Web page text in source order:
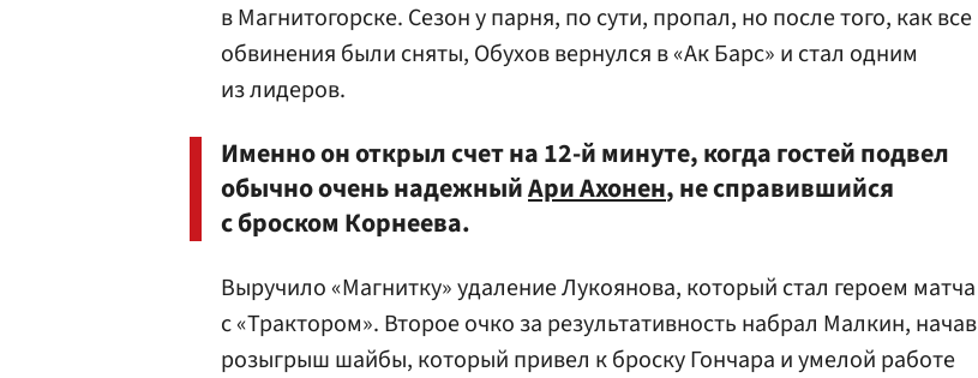
в Магнитогорске. Сезон у парня, по сути, пропал, но после того, как все
обвинения были сняты, Обухов вернулся в «Ак Барс» и стал одним
из лидеров.
Именно он открыл счет на 12-й минуте, когда гостей подвел
обычно очень надежныйАри Ахонен, не справившийся
с броском Корнеева.
Выручило «Магнитку» удаление Лукоянова, который стал героем матча
с «Трактором». Второе очко за результативность набрал Малкин, начав
розыгрыш шайбы, который привел к броску Гончара и умелой работе